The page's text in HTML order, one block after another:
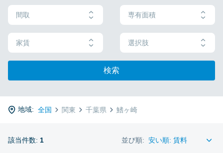
間取 専有面積
家賃 選択肢
検索
地域: 全国 関東 千葉県 鰭ヶ崎
該当件数: 1 並び順: